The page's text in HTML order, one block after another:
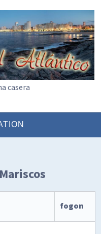
casera
fogon